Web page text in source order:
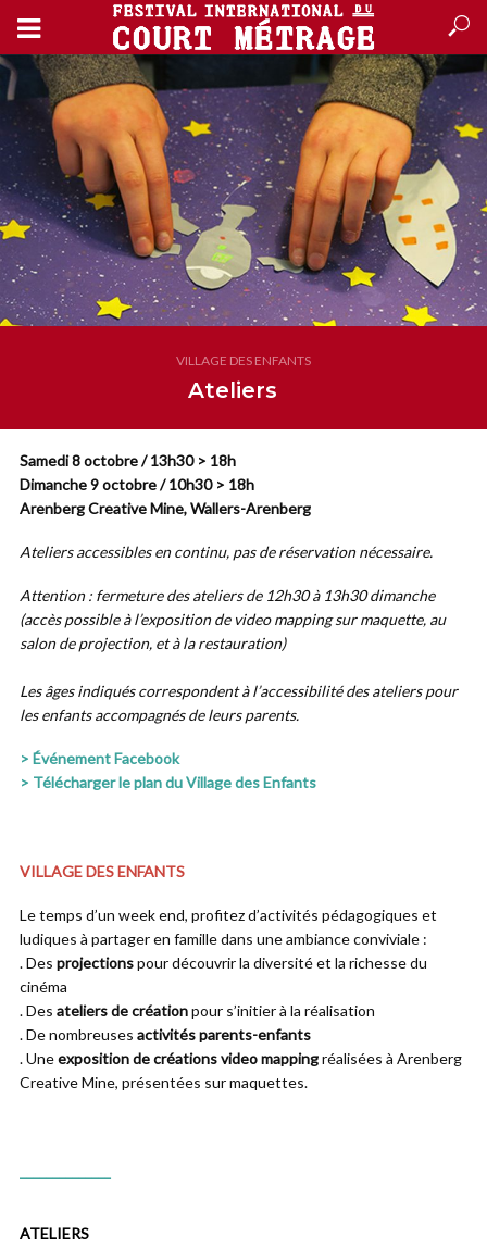
VILLAGE DES ENFANTS
Ateliers
Samedi 8 octobre / 13h30 > 18h
Dimanche 9 octobre / 10h30 > 18h
Arenberg Creative Mine, Wallers-Arenberg
Ateliers accessibles en continu, pas de réservation nécessaire.
Attention : fermeture des ateliers de 12h30 à 13h30 dimanche
(accès possible à l’exposition de video mapping sur maquette, au
salon de projection, et à la restauration)
Les âges indiqués correspondent à l’accessibilité des ateliers pour
les enfants accompagnés de leurs parents.
> Événement Facebook
> Télécharger le plan du Village des Enfants
VILLAGE DES ENFANTS
Le temps d’un week end, profitez d’activités pédagogiques et
ludiques à partager en famille dans une ambiance conviviale :
. Des projectionspour découvrir la diversité et la richesse du
cinéma
. Des ateliers de créationpour s’initier à la réalisation
. De nombreuses activités parents-enfants
. Uneexposition de créations video mappingréalisées à Arenberg
Creative Mine, présentées sur maquettes.
ATELIERS